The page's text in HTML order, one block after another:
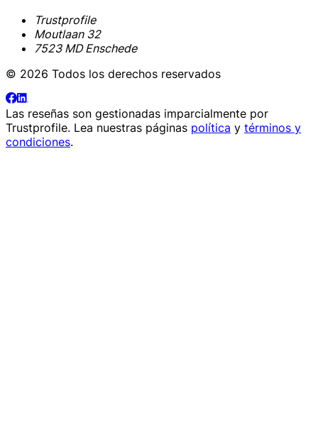
Trustprofile
Moutlaan 32
7523 MD Enschede
© 2026 Todos los derechos reservados
Las reseñas son gestionadas imparcialmente por
Trustprofile. Lea nuestras páginas política y términos y
condiciones.